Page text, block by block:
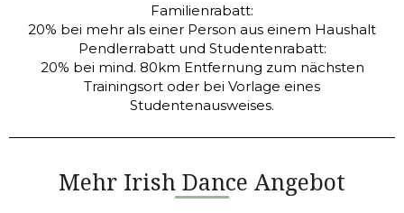
Familienrabatt:
20% bei mehr als einer Person aus einem Haushalt
Pendlerrabatt und Studentenrabatt:
20% bei mind. 80km Entfernung zum nächsten
Trainingsort oder bei Vorlage eines
Studentenausweises.
Mehr Irish Dance Angebot